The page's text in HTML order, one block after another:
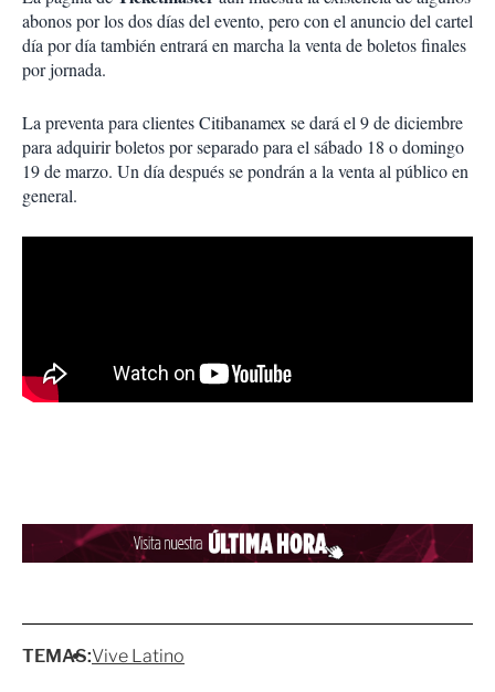
abonos por los dos días del evento, pero con el anuncio del cartel
día por día también entrará en marcha la venta de boletos finales
por jornada.
La preventa para clientes Citibanamex se dará el 9 de diciembre
para adquirir boletos por separado para el sábado 18 o domingo
19 de marzo. Un día después se pondrán a la venta al público en
general.
TEMAS:Vive Latino